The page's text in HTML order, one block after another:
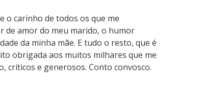
o carinho de todos os que me
de amor do meu marido, o humor
da minha mãe. E tudo o resto, que é
obrigada aos muitos milhares que me
críticos e generosos. Conto convosco.